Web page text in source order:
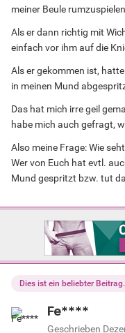
meiner Beule
Als er dann richtig mit
einfach vor ihm auf die
Als er gekommen ist,
in meinen Mund
Das hat mich irre geil
habe mich auch gefragt,
Also meine Frage: Wie
Wer von Euch hat evtl.
Mund gespritzt bzw. tut
Dies ist ein beliebter Beitrag.
Fe****
Geschrieben